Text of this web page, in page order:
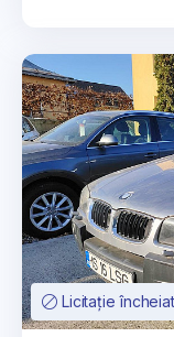
Licitație